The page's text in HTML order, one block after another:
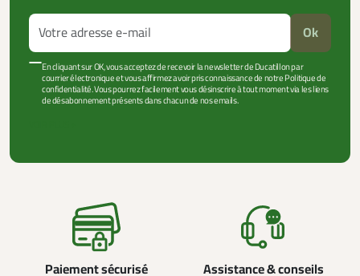
Ok
En cliquant sur OK, vous acceptez de recevoir la newsletter de Ducatillon par
courrier électronique et vous affirmez avoir pris connaissance de notre Politique de
confidentialité. Vous pourrez facilement vous désinscrire à tout moment via les liens
de désabonnement présents dans chacun de nos emails.
Paiement sécurisé Assistance & conseils